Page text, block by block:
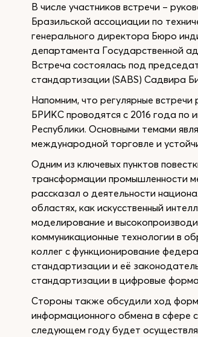
В числе участников встречи –
Бразильской ассоциации по
генерального директора Бюро
департамента Государственной
Встреча состоялась под
стандартизации (SABS) Садвира
Напомним, что регулярные
БРИКС проводятся с 2016 года по
Республики. Основными темами
международной торговле и
Одним из ключевых пунктов
трансформации промышленности
рассказал о деятельности
областях, как искусственный
моделирование и
коммуникационные технологии в
коллег с функционирование
стандартизации и её
стандартизации в цифровые
Стороны также обсудили ход
информационного обмена в сфере
следующем году будет